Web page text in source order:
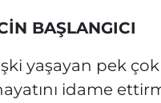
BAŞLANGICI
yaşayan pek
idame